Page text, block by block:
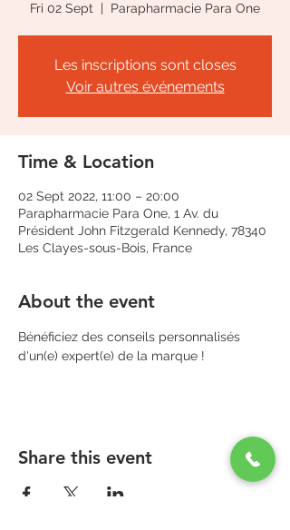
Fri 02 Sept
  |
Parapharmacie Para One
Les inscriptions sont closes
Voir autres événements
Time & Location
02 Sept 2022, 11:00 – 20:00
Parapharmacie Para One, 1 Av. du
Président John Fitzgerald Kennedy, 78340
Les Clayes-sous-Bois, France
About the event
Bénéficiez des conseils personnalisés
d'un(e) expert(e) de la marque !
Share this event